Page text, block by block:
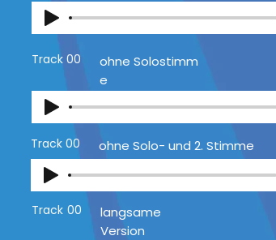
Track 00
ohne Solostimm
e
Track 00 ohne Solo- und 2. Stimme
Track 00
langsame
Version